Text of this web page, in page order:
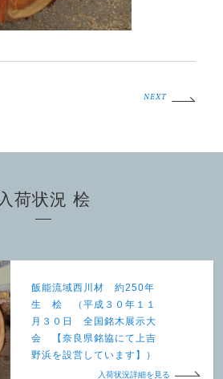
NEXT
入荷状況 桧
飯能流域西川材 約250年
生 桧 （平成３０年１１
月３０日 全国銘木展示大
会 【奈良県銘協にて上吉
野浜を設営しています】）
入荷状況詳細を見る